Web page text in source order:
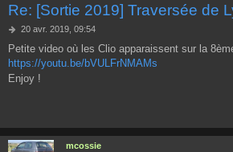
Re: [Sortie 2019] Traversée de
M
s
s
a
20 avr. 2019, 09:54
Petite video où les Clio apparaissent sur la
https://youtu.be/bVULFrNMAMs
Enjoy !
mcossie